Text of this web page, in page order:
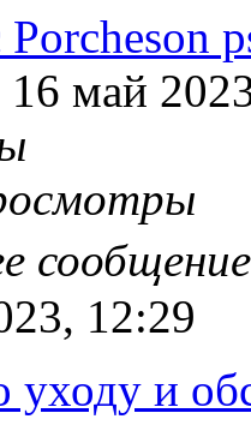
16 май
12:29
уходу и